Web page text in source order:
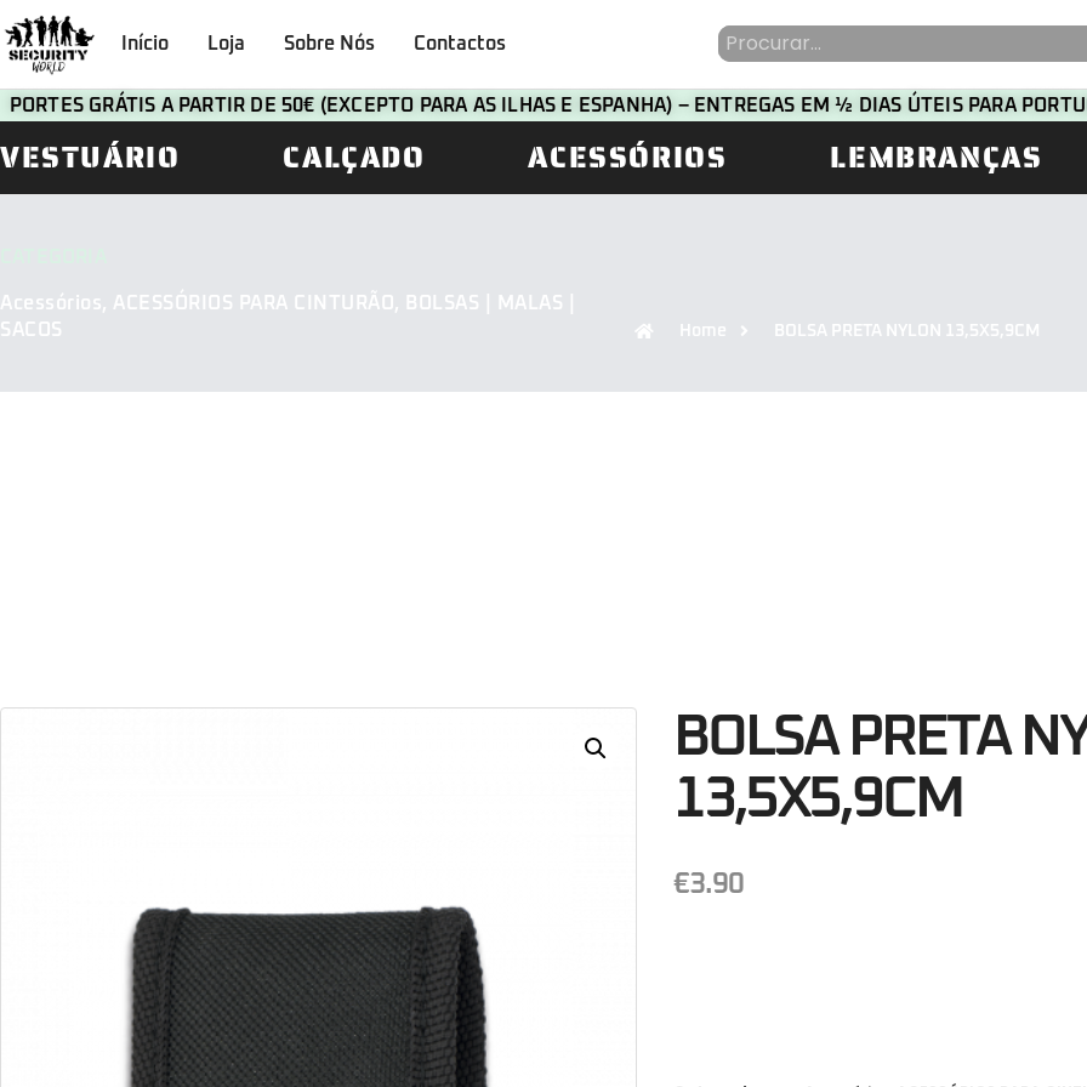
Início Loja Sobre Nós Contactos
PORTES GRÁTIS A PARTIR DE 50€ (EXCEPTO PARA AS ILHAS E ESPANHA) – ENTREGAS EM ½ DIAS ÚTEIS PARA
VESTUÁRIO CALÇADO ACESSÓRIOS LEMBRANÇAS
Acessórios, ACESSÓRIOS PARA CINTURÃO ,
BOLSAS | MALAS |
SACOS
Home BOLSA PRETA NYLON 13,5X5,9CM
BOLSA PRETA
13,5X5,9CM
€3.90